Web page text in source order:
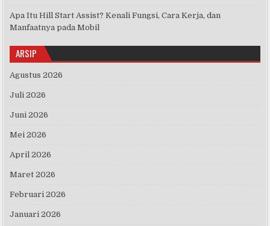
Apa Itu Hill Start Assist? Kenali Fungsi, Cara Kerja, dan
Manfaatnya pada Mobil
ARSIP
Agustus 2026
Juli 2026
Juni 2026
Mei 2026
April 2026
Maret 2026
Februari 2026
Januari 2026